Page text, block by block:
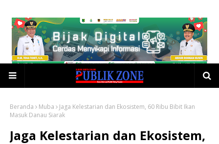
Beranda Muba
Jaga Kelestarian dan Ekosistem, 60 Ribu Bibit Ikan
Masuk Danau Siarak
Jaga Kelestarian dan Ekosistem,